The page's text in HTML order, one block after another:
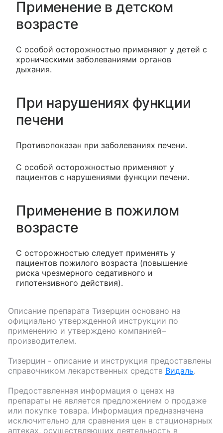
Применение в детском
возрасте
С особой осторожностью применяют у детей с
хроническими заболеваниями органов
дыхания.
При нарушениях функции
печени
Противопоказан при заболеваниях печени.
С особой осторожностью применяют у
пациентов с нарушениями функции печени.
Применение в пожилом
возрасте
С осторожностью следует применять у
пациентов пожилого возраста (повышение
риска чрезмерного седативного и
гипотензивного действия).
Описание препарата Тизерцин основано на
официально утвержденной инструкции по
применению и утверждено компанией–
производителем.
Тизерцин - описание и инструкция предоставлены
справочником лекарственных средств Видаль.
Предоставленная информация о ценах на
препараты не является предложением о продаже
или покупке товара. Информация предназначена
исключительно для сравнения цен в стационарных
аптеках, осуществляющих деятельность в